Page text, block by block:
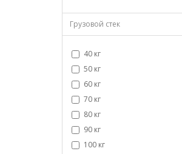
Грузовой стек
40 кг
50 кг
60 кг
70 кг
80 кг
90 кг
100 кг